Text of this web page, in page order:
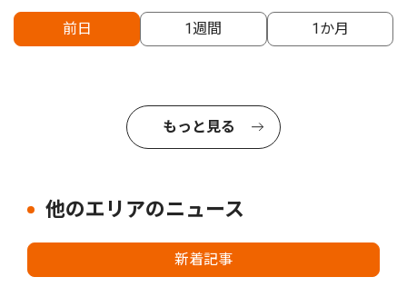
前日 1週間 1か月
もっと見る
他のエリアのニュース
新着記事